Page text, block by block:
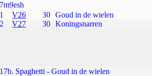
7m9esh
1 V26 30 Goud in de wielen
2
V27 30 Koningsnarren
17b. Spaghetti - Goud in de wielen